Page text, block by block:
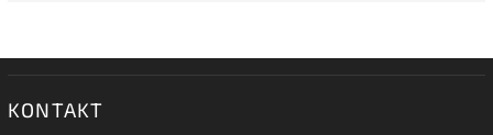
KONTAKT